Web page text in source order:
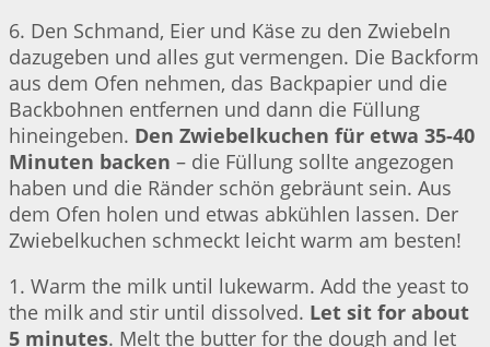
6. Den Schmand, Eier und Käse zu den Zwiebeln
dazugeben und alles gut vermengen. Die Backform
aus dem Ofen nehmen, das Backpapier und die
Backbohnen entfernen und dann die Füllung
hineingeben. Den Zwiebelkuchen für etwa 35-40
Minuten backen – die Füllung sollte angezogen
haben und die Ränder schön gebräunt sein. Aus
dem Ofen holen und etwas abkühlen lassen. Der
Zwiebelkuchen schmeckt leicht warm am besten!
1. Warm the milk until lukewarm. Add the yeast to
the milk and stir until dissolved. Let sit for about
5 minutes. Melt the butter for the dough and let